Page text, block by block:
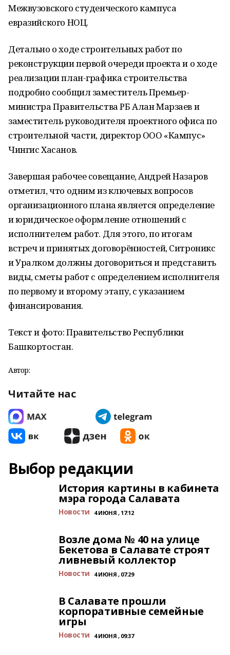
Межвузовского студенческого кампуса
евразийского НОЦ.
Детально о ходе строительных работ по
реконструкции первой очереди проекта и о ходе
реализации план-графика строительства
подробно сообщил заместитель Премьер-
министра Правительства РБ Алан Марзаев и
заместитель руководителя проектного офиса по
строительной части, директор ООО «Кампус»
Чингис Хасанов.
Завершая рабочее совещание, Андрей Назаров
отметил, что одним из ключевых вопросов
организационного плана является определение
и юридическое оформление отношений с
исполнителем работ. Для этого, по итогам
встреч и принятых договорённостей, Ситроникс
и Уралком должны договориться и представить
виды, сметы работ с определением исполнителя
по первому и второму этапу, с указанием
финансирования.
Текст и фото: Правительство Республики
Башкортостан.
Автор:
Читайте нас
Выбор редакции
История картины в кабинета
мэра города Салавата
Новости 4 ИЮНЯ , 17:12
Возле дома № 40 на улице
Бекетова в Салавате строят
ливневый коллектор
Новости 4 ИЮНЯ , 07:29
В Салавате прошли
корпоративные семейные
игры
Новости 4 ИЮНЯ , 09:37